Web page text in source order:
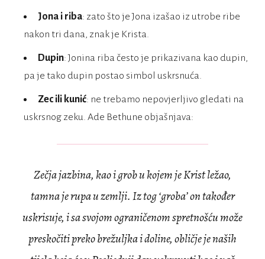
Jona i riba: zato što je Jona izašao iz utrobe ribe
nakon tri dana, znak je Krista.
Dupin: Jonina riba često je prikazivana kao dupin,
pa je tako dupin postao simbol uskrsnuća.
Zec ili kunić: ne trebamo nepovjerljivo gledati na
uskrsnog zeku. Ade Bethune objašnjava:
Zečja jazbina, kao i grob u kojem je Krist ležao,
tamna je rupa u zemlji. Iz tog ‘groba’ ontakođer
uskrisuje, i sa svojom ograničenom spretnošću može
preskočiti preko brežuljka idoline, obličje je naših